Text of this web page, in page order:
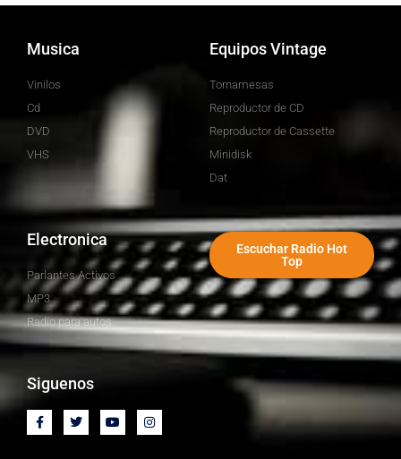
Musica
Vinilos
Cd
DVD
VHS
Equipos Vintage
Tornamesas
Reproductor de CD
Reproductor de Cassette
Minidisk
Dat
Electronica
Parlantes Activos
MP3
Radio para autos
Escuchar Radio Hot
Top
Siguenos